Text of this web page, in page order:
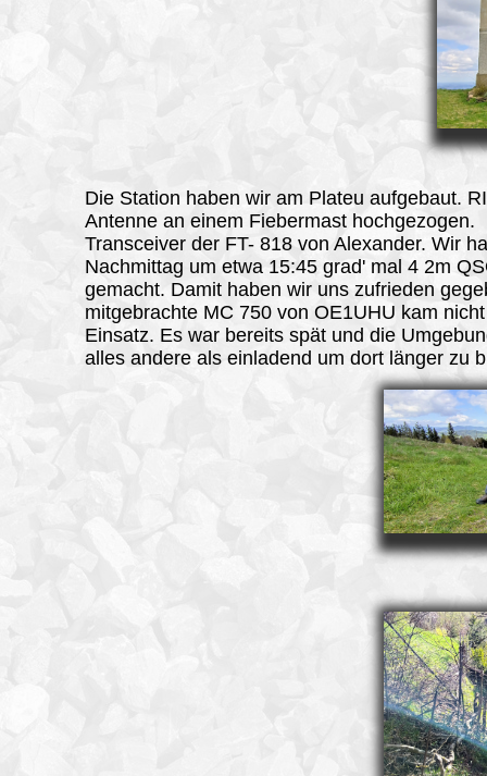
Die Station haben wir am Plateu aufgebaut.
Antenne an einem Fiebermast hochgezogen.
Transceiver der FT- 818 von Alexander. Wir
Nachmittag um etwa 15:45 grad' mal 4 2m
gemacht. Damit haben wir uns zufrieden
mitgebrachte MC 750 von OE1UHU kam
Einsatz. Es war bereits spät und die
alles andere als einladend um dort länger zu